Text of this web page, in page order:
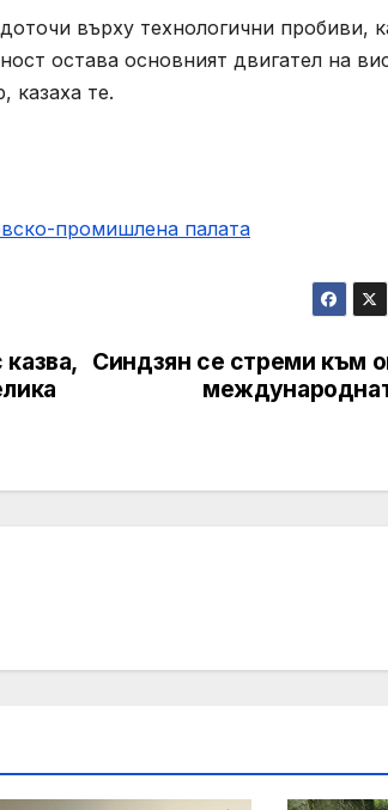
върху технологични пробиви,
остава основният двигател на
казаха те.
промишлена палaта
Синдзян се стреми към